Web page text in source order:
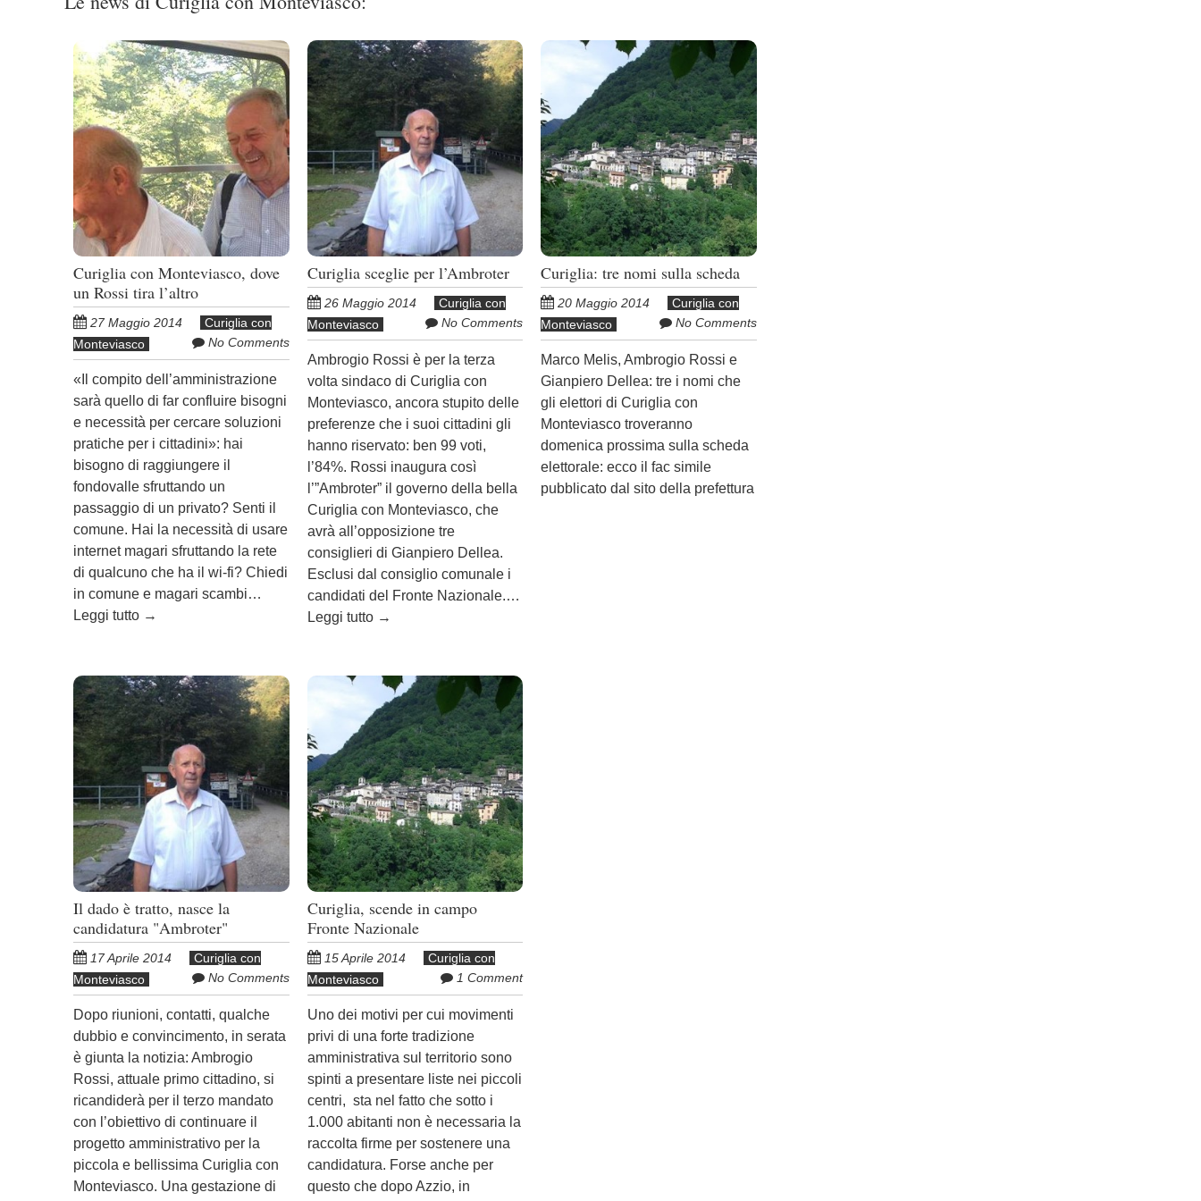
Curiglia con Monteviasco, dove
un Rossi tira l’altro
27 Maggio 2014
Curiglia con
Monteviasco
No Comments
«Il compito dell’amministrazione
sarà quello di far confluire bisogni
e necessità per cercare soluzioni
pratiche per i cittadini»: hai
bisogno di raggiungere il
fondovalle sfruttando un
passaggio di un privato? Senti il
comune. Hai la necessità di usare
internet magari sfruttando la rete
di qualcuno che ha il wi-fi? Chiedi
in comune e magari scambi…
Leggi tutto →
Curiglia sceglie per l’Ambroter
26 Maggio 2014
Curiglia con
Monteviasco
No Comments
Ambrogio Rossi è per la terza
volta sindaco di Curiglia con
Monteviasco, ancora stupito delle
preferenze che i suoi cittadini gli
hanno riservato: ben 99 voti,
l’84%. Rossi inaugura così
l’”Ambroter” il governo della bella
Curiglia con Monteviasco, che
avrà all’opposizione tre
consiglieri di Gianpiero Dellea.
Esclusi dal consiglio comunale i
candidati del Fronte Nazionale.…
Leggi tutto →
Curiglia: tre nomi sulla scheda
20 Maggio 2014
Curiglia con
Monteviasco
No Comments
Marco Melis, Ambrogio Rossi e
Gianpiero Dellea: tre i nomi che
gli elettori di Curiglia con
Monteviasco troveranno
domenica prossima sulla scheda
elettorale: ecco il fac simile
pubblicato dal sito della prefettura
Il dado è tratto, nasce la
candidatura "Ambroter"
17 Aprile 2014
Curiglia con
Monteviasco
No Comments
Dopo riunioni, contatti, qualche
dubbio e convincimento, in serata
è giunta la notizia: Ambrogio
Rossi, attuale primo cittadino, si
ricandiderà per il terzo mandato
con l’obiettivo di continuare il
progetto amministrativo per la
piccola e bellissima Curiglia con
Monteviasco. Una gestazione di
Curiglia, scende in campo
Fronte Nazionale
15 Aprile 2014
Curiglia con
Monteviasco
1 Comment
Uno dei motivi per cui movimenti
privi di una forte tradizione
amministrativa sul territorio sono
spinti a presentare liste nei piccoli
centri, sta nel fatto che sotto i
1.000 abitanti non è necessaria la
raccolta firme per sostenere una
candidatura. Forse anche per
questo che dopo Azzio, in